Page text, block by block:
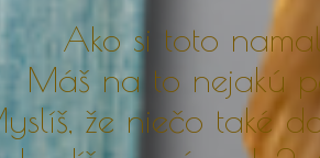
Ako si toto
Máš na to nejakú
že niečo také